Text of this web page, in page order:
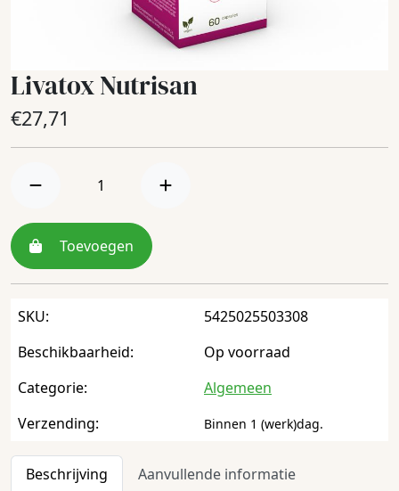
Livatox Nutrisan
€27,71
Toevoegen
SKU:
5425025503308
Beschikbaarheid:
Op voorraad
Categorie:
Algemeen
Verzending:
Binnen 1 (werk)dag.
Beschrijving Aanvullende informatie